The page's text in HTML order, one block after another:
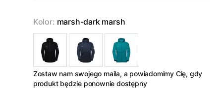
Kolor: marsh-dark marsh
Zostaw nam swojego maila, a powiadomimy Cię, gdy
produkt będzie ponownie dostępny